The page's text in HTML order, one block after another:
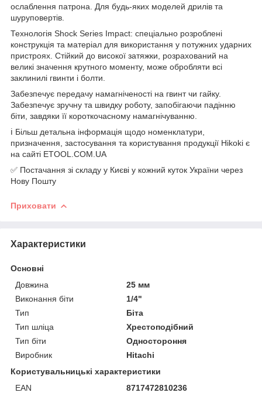
ослаблення патрона. Для будь-яких моделей дрилів та
шуруповертів.
Технологія Shock Series Impact: спеціально розроблені
конструкція та матеріал для використання у потужних ударних
пристроях. Стійкий до високої затяжки, розрахований на
великі значення крутного моменту, може обробляти всі
заклинилі гвинти і болти.
Забезпечує передачу намагніченості на гвинт чи гайку.
Забезпечує зручну та швидку роботу, запобігаючи падінню
біти, завдяки її короткочасному намагнічуванню.
ℹ️ Більш детальна інформація щодо номенклатури,
призначення, застосування та користування продукції Hikoki є
на сайті ETOOL.COM.UA
✅ Постачання зі складу у Києві у кожний куток України через
Нову Пошту
Приховати
Характеристики
Основні
Довжина
25 мм
Виконання біти
1/4"
Тип
Біта
Тип шліца
Хрестоподібний
Тип біти
Одностороння
Виробник
Hitachi
Користувальницькі характеристики
EAN
8717472810236